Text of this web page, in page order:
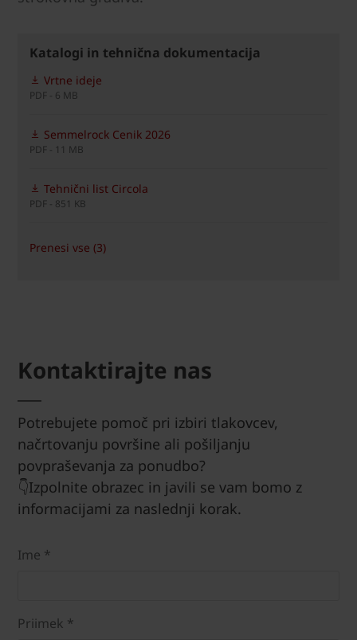
Katalogi in tehnična dokumentacija
Vrtne ideje
PDF - 6 MB
Semmelrock Cenik 2026
PDF - 11 MB
Tehnični list Circola
PDF - 851 KB
Prenesi vse (3)
Kontaktirajte nas
Potrebujete pomoč pri izbiri tlakovcev,
načrtovanju površine ali pošiljanju
povpraševanja za ponudbo?
👇Izpolnite obrazec in javili se vam bomo z
informacijami za naslednji korak.
Ime *
Priimek *